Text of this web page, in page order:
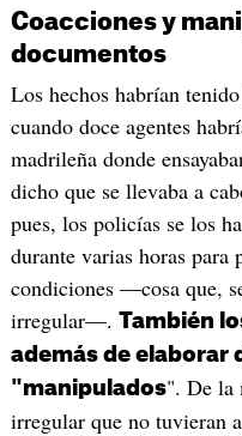
Coacciones y
documentos
Los hechos habrían
cuando doce agentes
madrileña donde
dicho que se llevaba a
pues, los policías se los
durante varias horas para
condiciones —cosa que,
irregular—. También
además de elaborar
"manipulados". De la
irregular que no tuvieran